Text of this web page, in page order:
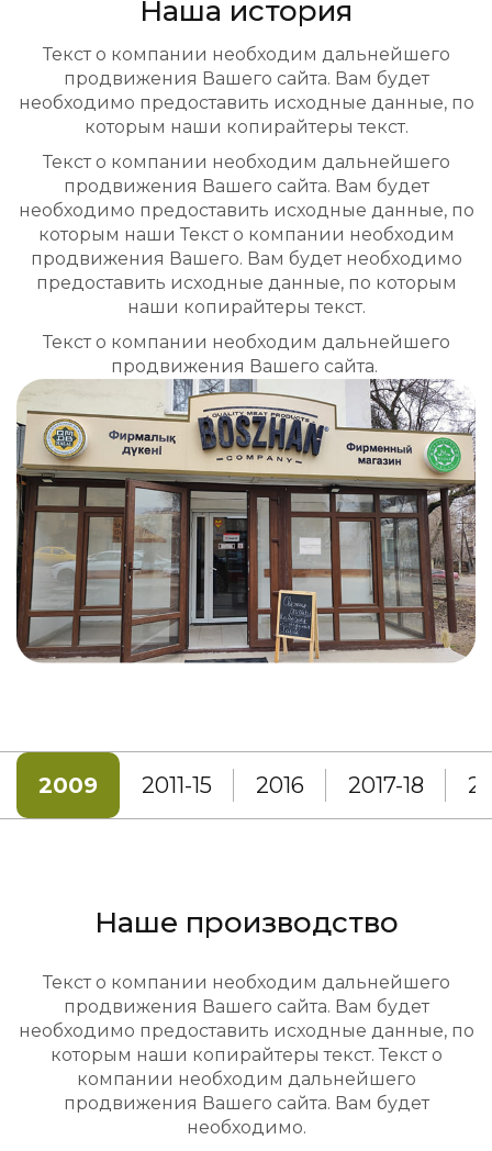
Наша история
Текст о компании необходим дальнейшего
продвижения Вашего сайта. Вам будет
необходимо предоставить исходные данные, по
которым наши копирайтеры текст.
Текст о компании необходим дальнейшего
продвижения Вашего сайта. Вам будет
необходимо предоставить исходные данные, по
которым наши Текст о компании необходим
продвижения Вашего. Вам будет необходимо
предоставить исходные данные, по которым
наши копирайтеры текст.
Текст о компании необходим дальнейшего
продвижения Вашего сайта.
2009 2011-15 2016 2017-18
Наше производство
Текст о компании необходим дальнейшего
продвижения Вашего сайта. Вам будет
необходимо предоставить исходные данные, по
которым наши копирайтеры текст. Текст о
компании необходим дальнейшего
продвижения Вашего сайта. Вам будет
необходимо.